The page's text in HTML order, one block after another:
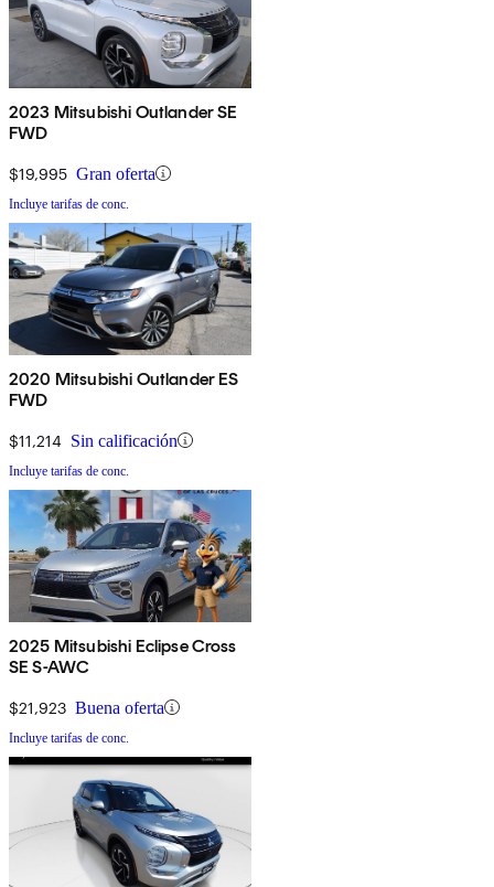
2023 Mitsubishi Outlander SE
FWD
$19,995 Gran oferta
Incluye tarifas de conc.
2020 Mitsubishi Outlander ES
FWD
$11,214 Sin calificación
Incluye tarifas de conc.
2025 Mitsubishi Eclipse Cross
SE S-AWC
$21,923 Buena oferta
Incluye tarifas de conc.